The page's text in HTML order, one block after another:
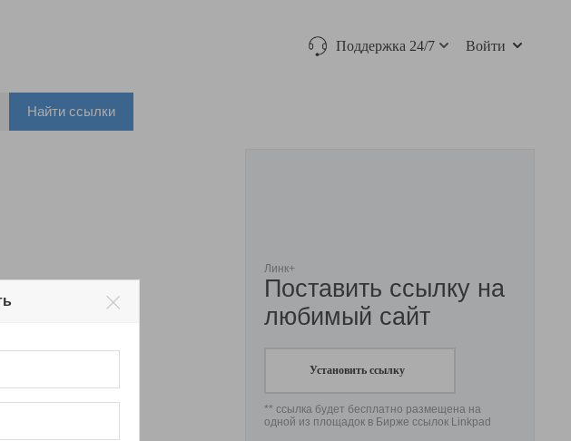
Поддержка 24/7 Войти
Найти ссылки
Линк+
Поставить ссылку на
любимый сайт
Установить ссылку
** ссылка будет бесплатно размещена на
одной из площадок в Бирже ссылок Linkpad